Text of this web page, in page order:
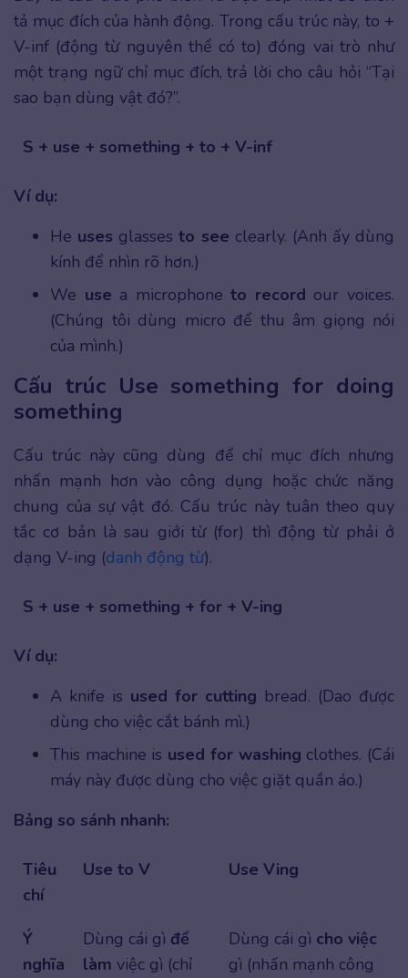
tả mục đích của hành động. Trong cấu trúc này, to +
V-inf (động từ nguyên thể có to) đóng vai trò như
một trạng ngữ chỉ mục đích, trả lời cho câu hỏi “Tại
sao bạn dùng vật đó?”.
S + use + something + to + V-inf
Ví dụ:
He uses glassesto see clearly. (Anh ấy dùng
kính để nhìn rõ hơn.)
We use a microphoneto record our voices.
(Chúng tôi dùng micro để thu âm giọng nói
của mình.)
Cấu trúc Use something for doing
something
Cấu trúc này cũng dùng để chỉ mục đích nhưng
nhấn mạnh hơn vào công dụng hoặc chức năng
chung của sự vật đó. Cấu trúc này tuân theo quy
tắc cơ bản là sau giới từ (for) thì động từ phải ở
dạng V-ing (danh động từ).
S + use + something + for + V-ing
Ví dụ:
A knife is used for cutting bread. (Dao được
dùng cho việc cắt bánh mì.)
This machine is used for washing clothes. (Cái
máy này được dùng cho việc giặt quần áo.)
Bảng so sánh nhanh:
Tiêu
chí
Use to V Use Ving
Ý
nghĩa
Dùng cái gì để
làm việc gì (chỉ
Dùng cái gì cho việc
gì (nhấn mạnh công